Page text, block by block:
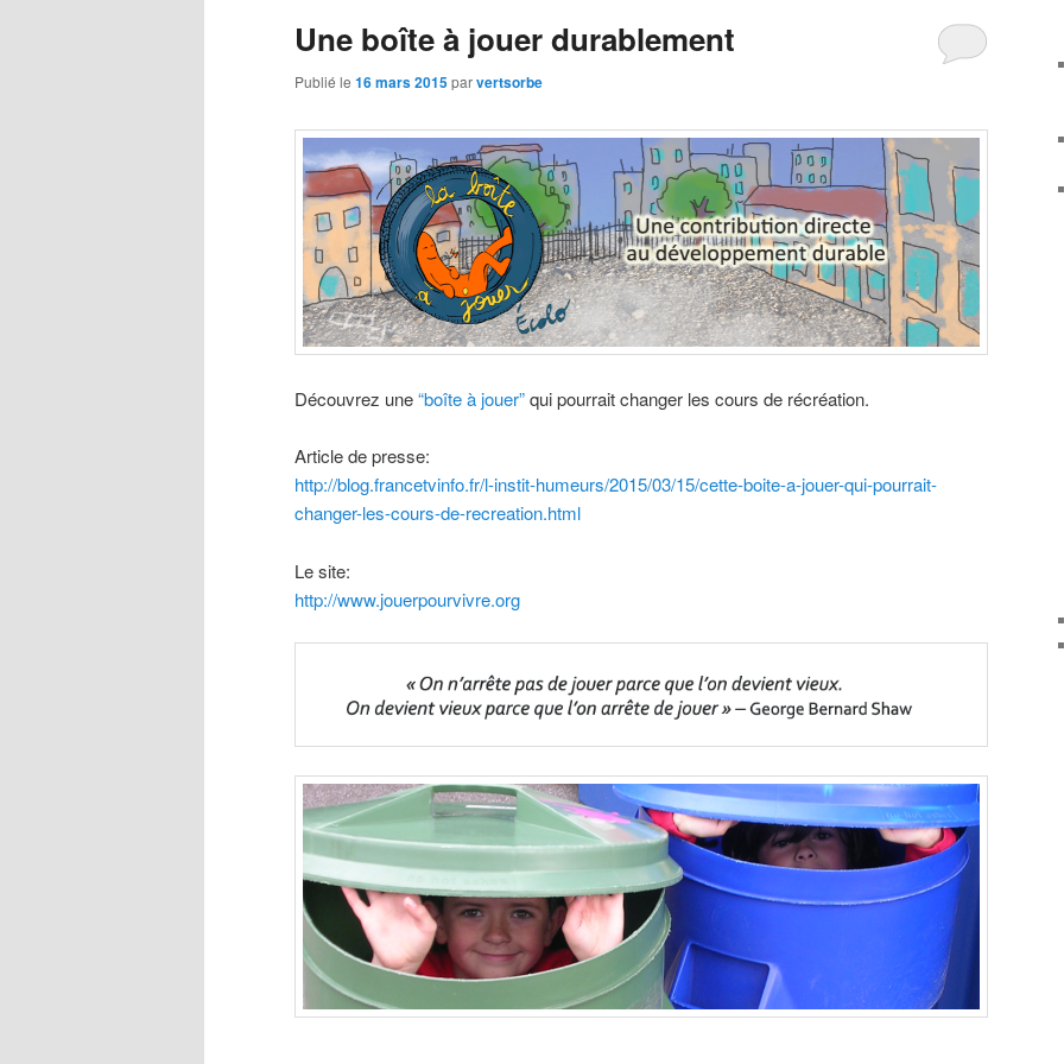
principal
secondaire
Une boîte à jouer durablement
Publié le 16 mars 2015parvertsorbe
Découvrez une“boîte à jouer”qui pourrait changer les cours de récréation.
Article de presse:
http://blog.francetvinfo.fr/l-instit-humeurs/2015/03/15/cette-boite-a-jouer-qui-pourrait-
changer-les-cours-de-recreation.html
Le site:
http://www.jouerpourvivre.org